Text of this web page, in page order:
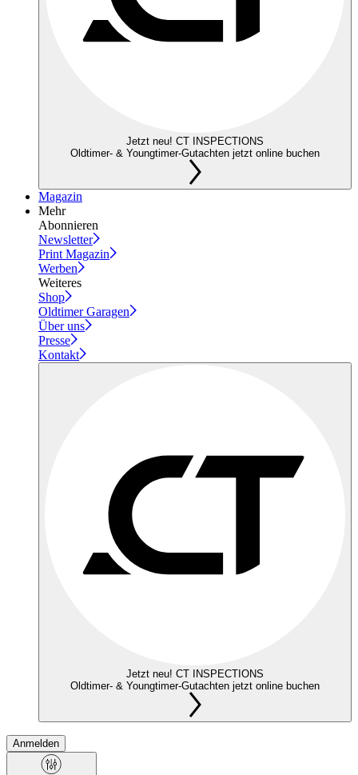
Jetzt neu! CT INSPECTIONS
Oldtimer- & Youngtimer-Gutachten jetzt online buchen
Magazin
Mehr
Abonnieren
Newsletter
Print Magazin
Werben
Weiteres
Shop
Oldtimer Garagen
Über uns
Presse
Kontakt
Jetzt neu! CT INSPECTIONS
Oldtimer- & Youngtimer-Gutachten jetzt online buchen
Anmelden